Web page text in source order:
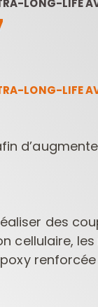
DE
LONG-LIFE
LONG-LIFE
des
cellulaire,